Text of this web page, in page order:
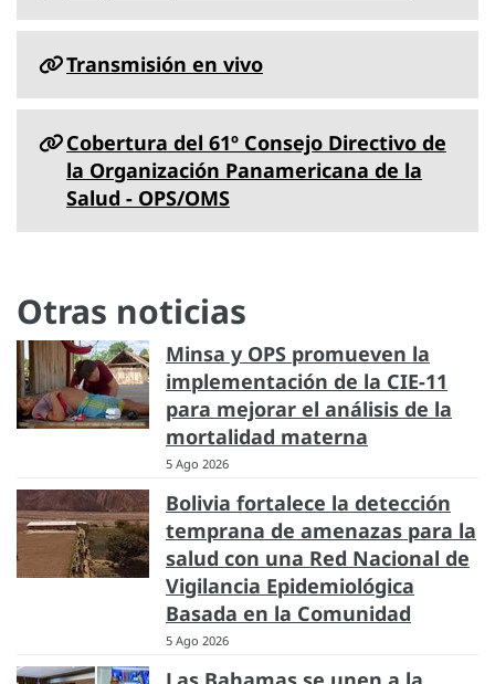
Transmisión en vivo
Cobertura del 61º Consejo Directivo de
la Organización Panamericana de la
Salud - OPS/OMS
Otras noticias
Minsa y OPS promueven la
implementación de la CIE-11
para mejorar el análisis de la
mortalidad materna
5 Ago 2026
Bolivia fortalece la detección
temprana de amenazas para la
salud con una Red Nacional de
Vigilancia Epidemiológica
Basada en la Comunidad
5 Ago 2026